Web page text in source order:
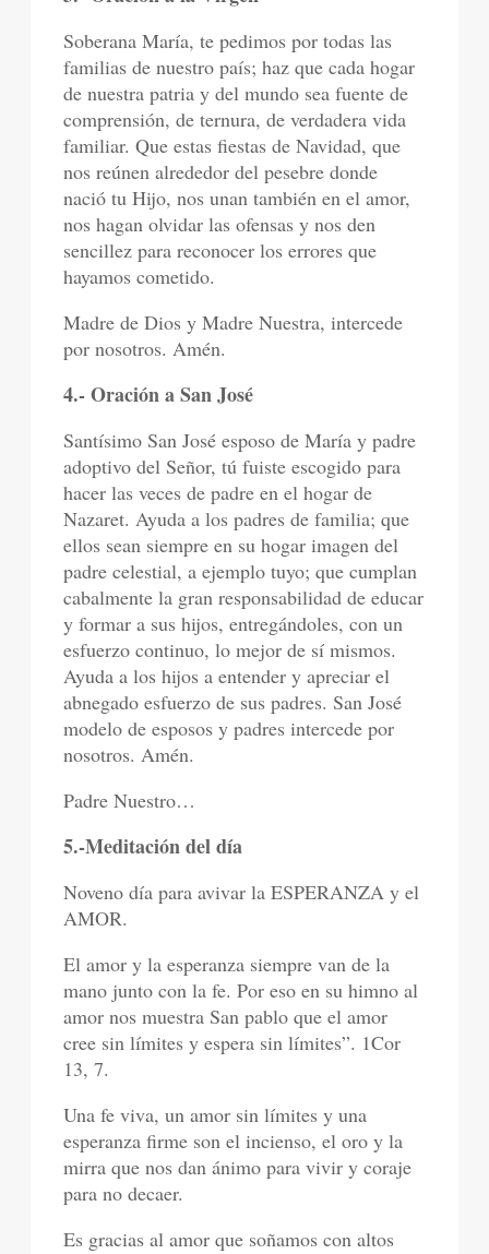
Soberana María, te pedimos por todas las
familias de nuestro país; haz que cada hogar
de nuestra patria y del mundo sea fuente de
comprensión, de ternura, de verdadera vida
familiar. Que estas fiestas de Navidad, que
nos reúnen alrededor del pesebre donde
nació tu Hijo, nos unan también en el amor,
nos hagan olvidar las ofensas y nos den
sencillez para reconocer los errores que
hayamos cometido.
Madre de Dios y Madre Nuestra, intercede
por nosotros. Amén.
4.- Oración a San José
Santísimo San José esposo de María y padre
adoptivo del Señor, tú fuiste escogido para
hacer las veces de padre en el hogar de
Nazaret. Ayuda a los padres de familia; que
ellos sean siempre en su hogar imagen del
padre celestial, a ejemplo tuyo; que cumplan
cabalmente la gran responsabilidad de educar
y formar a sus hijos, entregándoles, con un
esfuerzo continuo, lo mejor de sí mismos.
Ayuda a los hijos a entender y apreciar el
abnegado esfuerzo de sus padres. San José
modelo de esposos y padres intercede por
nosotros. Amén.
Padre Nuestro…
5.-Meditación del día
Noveno día para avivar la ESPERANZA y el
AMOR.
El amor y la esperanza siempre van de la
mano junto con la fe. Por eso en su himno al
amor nos muestra San pablo que el amor
cree sin límites y espera sin límites”. 1Cor
13, 7.
Una fe viva, un amor sin límites y una
esperanza firme son el incienso, el oro y la
mirra que nos dan ánimo para vivir y coraje
para no decaer.
Es gracias al amor que soñamos con altos